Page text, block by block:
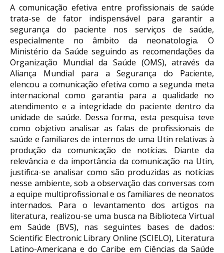
A comunicação efetiva entre profissionais de saúde
trata-se de fator indispensável para garantir a
segurança do paciente nos serviços de saúde,
especialmente no âmbito da neonatologia. O
Ministério da Saúde seguindo as recomendações da
Organização Mundial da Saúde (OMS), através da
Aliança Mundial para a Segurança do Paciente,
elencou a comunicação efetiva como a segunda meta
internacional como garantia para a qualidade no
atendimento e a integridade do paciente dentro da
unidade de saúde. Dessa forma, esta pesquisa teve
como objetivo analisar as falas de profissionais de
saúde e familiares de internos de uma Utin relativas à
produção da comunicação de notícias. Diante da
relevância e da importância da comunicação na Utin,
justifica-se analisar como são produzidas as notícias
nesse ambiente, sob a observação das conversas com
a equipe multiprofissional e os familiares de neonatos
internados. Para o levantamento dos artigos na
literatura, realizou-se uma busca na Biblioteca Virtual
em Saúde (BVS), nas seguintes bases de dados:
Scientific Electronic Library Online (SCIELO), Literatura
Latino-Americana e do Caribe em Ciências da Saúde